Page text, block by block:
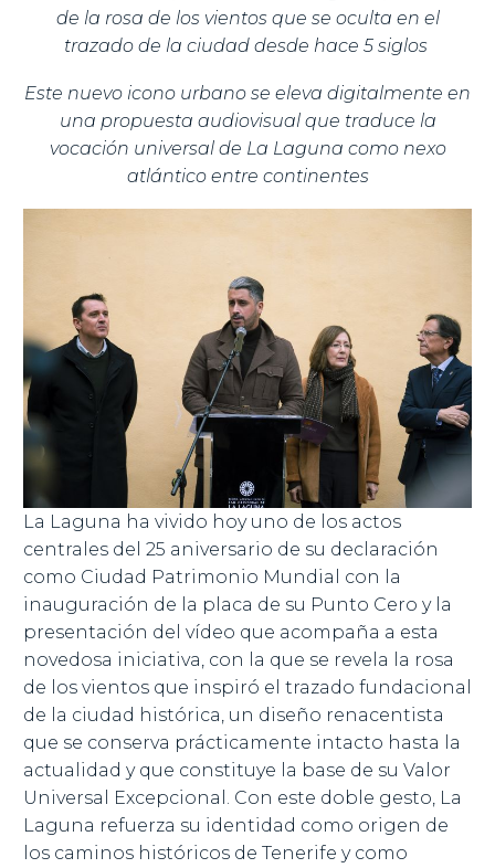
de la rosa de los vientos que se oculta en el
trazado de la ciudad desde hace 5 siglos
Este nuevo icono urbano se eleva digitalmente en
una propuesta audiovisual que traduce la
vocación universal de La Laguna como nexo
atlántico entre continentes
La Laguna ha vivido hoy uno de los actos
centrales del 25 aniversario de su declaración
como Ciudad Patrimonio Mundial con la
inauguración de la placa de su Punto Cero y la
presentación del vídeo que acompaña a esta
novedosa iniciativa, con la que se revela la rosa
de los vientos que inspiró el trazado fundacional
de la ciudad histórica, un diseño renacentista
que se conserva prácticamente intacto hasta la
actualidad y que constituye la base de su Valor
Universal Excepcional. Con este doble gesto, La
Laguna refuerza su identidad como origen de
los caminos históricos de Tenerife y como